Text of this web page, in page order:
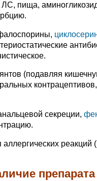
ЛС, пища,
(подавляя
секреции,
реакций